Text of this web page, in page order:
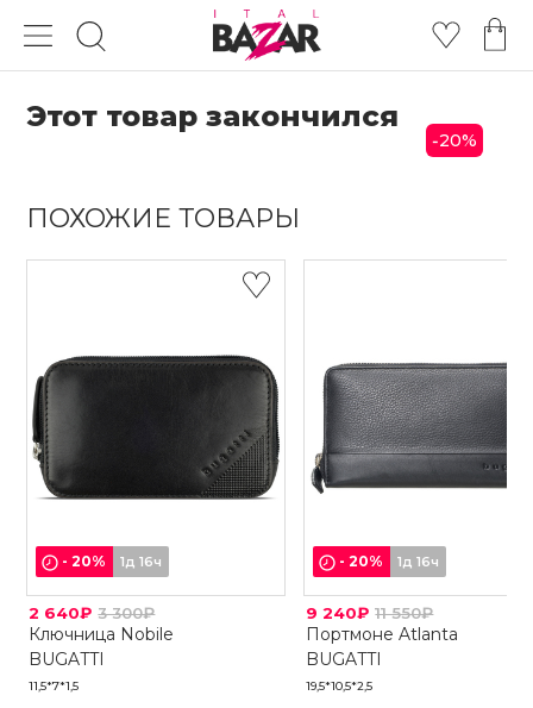
Этот товар закончился
ПОХОЖИЕ ТОВАРЫ
-20% 1д 16ч
2 640₽ 3 300₽
Ключница Nobile
BUGATTI
11,5*7*1,5
-20% 1д 16ч
9 240₽ 11 550₽
Портмоне Atlanta
BUGATTI
19,5*10,5*2,5
-20%